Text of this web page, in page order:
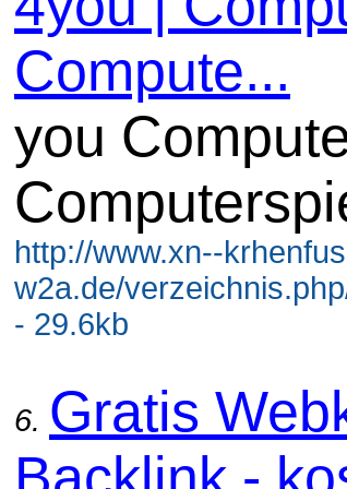
Compute...
you
http://www.xn--
w2a.de/
- 29.6kb
6. Gratis